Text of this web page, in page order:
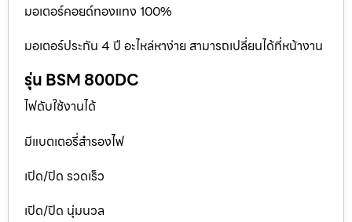
มอเตอร์คอยด์ทองแทง 100%
มอเตอร์ประกัน 4 ปี อะไหล่หาง่าย สามารถเปลี่ยนได้ที่หน้างาน
รุ่น BSM 800DC
ไฟดับใช้งานได้
มีแบตเตอรี่สำรองไฟ
เปิด/ปิด รวดเร็ว
เปิด/ปิด นุ่มนวล